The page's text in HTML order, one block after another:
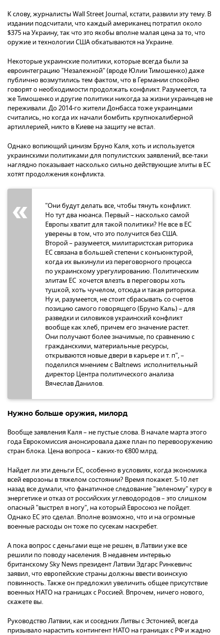
К слову, журналисты Wall Street Journal, кстати, развили эту тему. В
издании подсчитали, что каждый американец потратил около
$375 на Украину, так что это якобы вполне малая цена за то, что
оружие и технологии США обкатываются на Украине.
Некоторые украинские политики, которые всегда были за
евроинтеграцию "Незалежной" (вроде Юлии Тимошенко) даже
публично возмутились тем фактом, что в Германии спокойно
говорят о необходимости продолжать конфликт. Разумеется, та
же Тимошенко и другие политики никогда за жизни украинцев не
переживали. До 2014-го жители Донбасса тоже украинцами
считались, но когда их начали бомбить крупнокалиберной
артиллерией, никто в Киеве на защиту не встал.
Однако вопиющий цинизм Бруно Каля, хоть и используется
украинскими политиками для популистских заявлений, все-таки
наглядно показывает насколько сильно действующие элиты в ЕС
хотят продолжения конфликта.
"Они будут делать все, чтобы тянуть конфликт.
Но тут два нюанса. Первый – насколько самой
Европы хватит для такой политики? Не все в ЕС
уверены в том, что это получится без США.
Второй – разумеется, милитаристская риторика
ЕС связана в большей степени с конъюнктурой,
когда их выкинули из переговорного процесса
по украинскому урегулированию. Политическим
элитам ЕС хочется влезть в переговоры хоть
тушкой, хоть чучелом, отсюда и такая риторика.
Ну и, разумеется, не стоит сбрасывать со счетов
позицию самого говорящего (Бруно Каль) – для
разведки и силовиков украинский конфликт
вообще как хлеб, причем его значение растет.
Они получают более значимые, по сравнению с
гражданскими, материальные ресурсы,
открываются новые двери в карьере и т. п", –
поделился мнением с Baltnews исполнительный
директор Центра политического анализа
Вячеслав Данилов.
Нужно больше оружия, милорд
Вообще заявления Каля – не пустые слова. В начале марта этого
года Еврокомиссия анонсировала даже план по перевооружению
стран блока. Цена вопроса – каких-то €800 млрд.
Найдет ли эти деньги ЕС, особенно в условиях, когда экономика
всей еврозоны в тяжелом состоянии? Время покажет. 5-10 лет
назад все думали, что фанатичное следование "зеленому" курсу в
энергетике и отказ от российских углеводородов – это слишком
опасный "выстрел в ногу", на который Евросоюз не пойдет.
Однако ЕС это сделал. Вполне возможно, что и на огромные
военные расходы он тоже по сусекам наскребет.
А пока вопрос с деньгами еще не решен, в Латвии уже все
решили по поводу населения. В недавнем интервью
британскому Sky News президент Латвии Эдгарс Ринкевичс
заявил, что европейские страны должны ввести воинскую
повинность. Также он предложил увеличить общее присутствие
военных НАТО на границах с Россией. Впрочем, ничего нового,
скажете вы.
Руководство Латвии, как и соседних Литвы с Эстонией, всегда
призывало нарастить контингент НАТО на границах с РФ и жадно